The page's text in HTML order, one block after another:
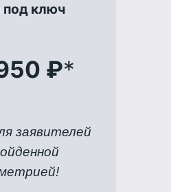
под ключ
₽*
заявителей